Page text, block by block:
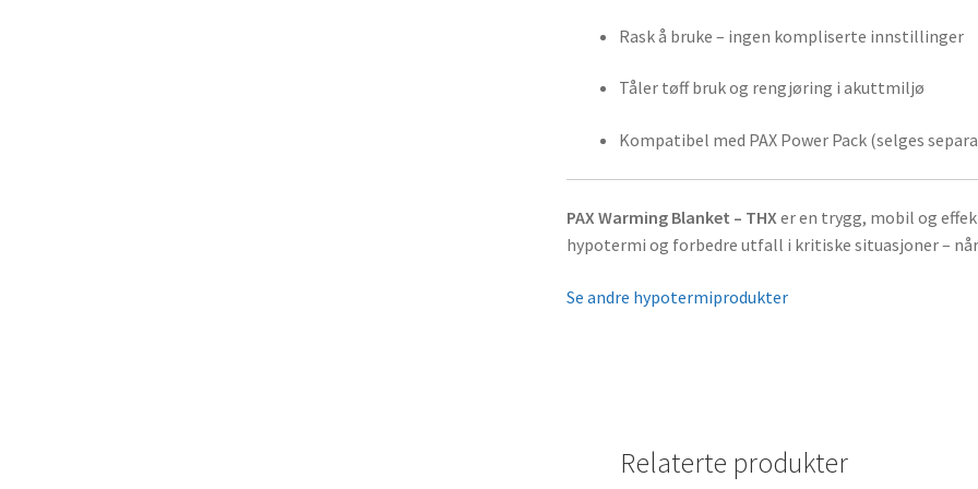
Rask å bruke – ingen kompliserte innstillinger
Tåler tøff bruk og rengjøring i akuttmiljø
Kompatibel med PAX Power Pack (selges
PAX Warming Blanket – THXer en trygg, mobil og
hypotermi og forbedre utfall i kritiske situasjoner –
Se andre hypotermiprodukter
Relaterte produkter